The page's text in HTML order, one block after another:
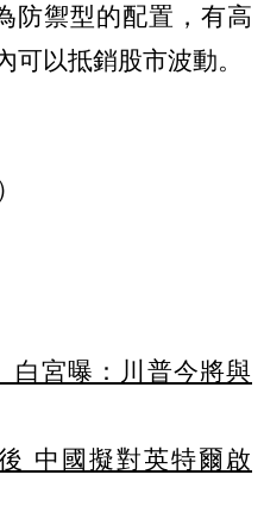
防禦型的配置，有高
可以抵銷股市波動。
白宮曝：川普今將與
中國擬對英特爾啟